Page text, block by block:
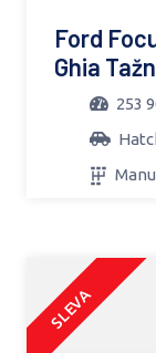
Ford
Ghia
253
SLEVA